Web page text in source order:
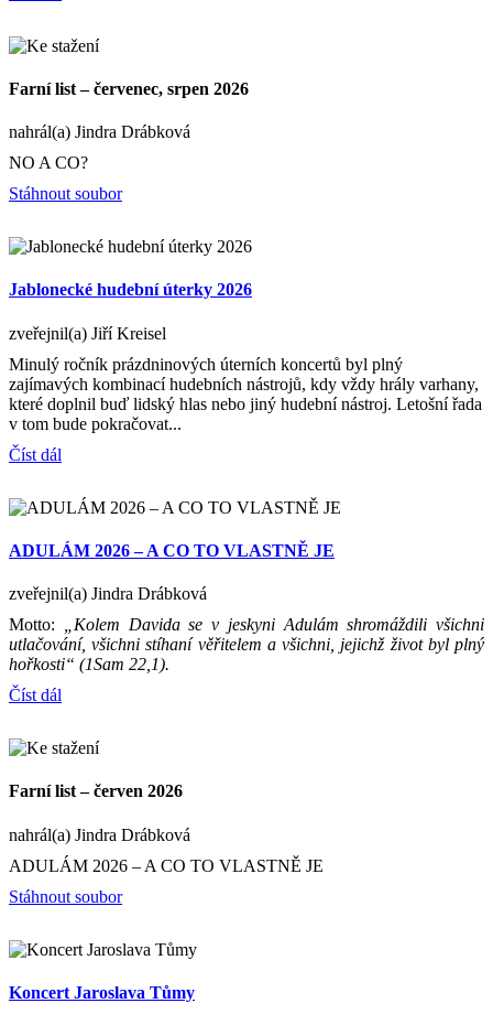
Farní list – červenec, srpen 2026
nahrál(a) Jindra Drábková
NO A CO?
Stáhnout soubor
Jablonecké hudební úterky 2026
zveřejnil(a) Jiří Kreisel
Minulý ročník prázdninových úterních koncertů byl plný
zajímavých kombinací hudebních nástrojů, kdy vždy hrály varhany,
které doplnil buď lidský hlas nebo jiný hudební nástroj. Letošní řada
v tom bude pokračovat...
Číst dál
ADULÁM 2026 – A CO TO VLASTNĚ JE
zveřejnil(a) Jindra Drábková
Motto:
„Kolem Davida se v jeskyni Adulám shromáždili všichni
utlačování, všichni stíhaní věřitelem a všichni, jejichž život byl plný
hořkosti“ (1Sam 22,1).
Číst dál
Farní list – červen 2026
nahrál(a) Jindra Drábková
ADULÁM 2026 – A CO TO VLASTNĚ JE
Stáhnout soubor
Koncert Jaroslava Tůmy